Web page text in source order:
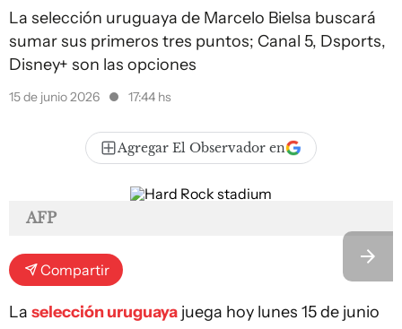
La selección uruguaya de Marcelo Bielsa buscará
sumar sus primeros tres puntos; Canal 5, Dsports,
Disney+ son las opciones
15 de junio 2026 17:44 hs
Agregar El Observador en
AFP
Compartir
La selección uruguaya juega hoy lunes 15 de junio